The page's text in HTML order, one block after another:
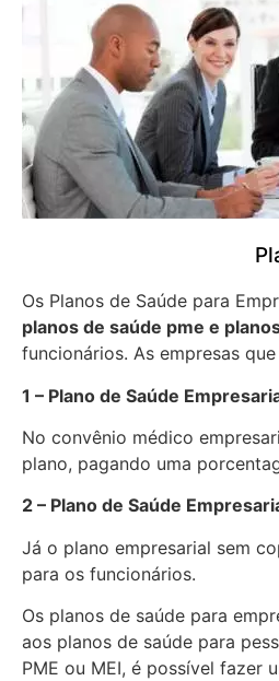
Os Planos de Saúde para
planos de saúde pme e
funcionários. As empresas
1 – Plano de Saúde
No convênio médico
plano, pagando uma
2 – Plano de Saúde
Já o plano empresarial sem
para os funcionários.
Os planos de saúde para
aos planos de saúde para
PME ou MEI, é possível fazer